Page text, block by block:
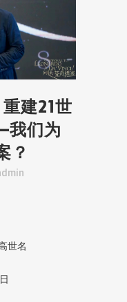
建21世
们为
？
世名